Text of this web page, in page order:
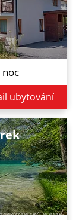
noc
ubytování